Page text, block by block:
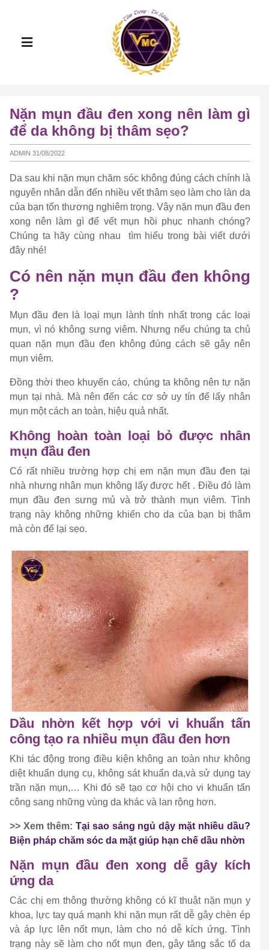
Nặn mụn đầu đen xong nên làm gì
để da không bị thâm sẹo?
ADMIN 31/08/2022
Da sau khi nặn mụn chăm sóc không đúng cách chính là
nguyên nhân dẫn đến nhiều vết thâm sẹo làm cho làn da
của bạn tổn thương nghiêm trọng. Vậy nặn mụn đầu đen
xong nên làm gì để vết mụn hồi phục nhanh chóng?
Chúng ta hãy cùng nhau tìm hiểu trong bài viết dưới
đây nhé!
Có nên nặn mụn đầu đen không
?
Mụn đầu đen là loại mụn lành tính nhất trong các loại
mụn, vì nó không sưng viêm. Nhưng nếu chúng ta chủ
quan nặn mụn đầu đen không đúng cách sẽ gây nên
mụn viêm.
Đồng thời theo khuyến cáo, chúng ta không nên tự nặn
mụn tại nhà. Mà nên đến các cơ sở uy tín để lấy nhân
mụn một cách an toàn, hiệu quả nhất.
Không hoàn toàn loại bỏ được nhân
mụn đầu đen
Có rất nhiều trường hợp chị em nặn mụn đầu đen tại
nhà nhưng nhân mụn không lấy được hết . Điều đó làm
mụn đầu đen sưng mủ và trở thành mụn viêm. Tình
trạng này không những khiến cho da của bạn bị thâm
mà còn để lại sẹo.
Dầu nhờn kết hợp với vi khuẩn tấn
công tạo ra nhiều mụn đầu đen hơn
Khi tác động trong điều kiện không an toàn như không
diệt khuẩn dụng cụ, không sát khuẩn da,và sử dụng tay
trần nặn mụn,… Khi đó sẽ tạo cơ hội cho vi khuẩn tấn
công sang những vùng da khác và lan rộng hơn.
>> Xem thêm: Tại sao sáng ngủ dậy mặt nhiều dầu?
Biện pháp chăm sóc da mặt giúp hạn chế dầu nhờn
Nặn mụn đầu đen xong dễ gây kích
ứng da
Các chị em thông thường không có kĩ thuật nặn mụn y
khoa, lực tay quá mạnh khi nặn mụn rất dễ gây chèn ép
và áp lực lên nốt mụn, làm cho nó dễ kích ứng. Tình
trạng này sẽ làm cho nốt mụn đen, gây tăng sắc tố da